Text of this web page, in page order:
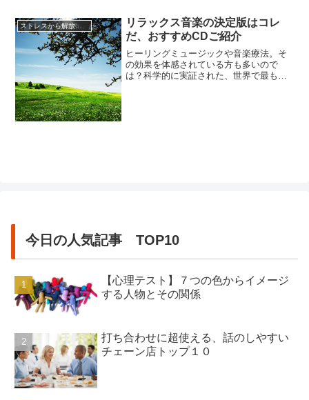
はなかなか回復が難しいものです。残念
ながら疲れたからと言って誰もがすぐに
疲労回復できるわけではありません。疲
労感が抜けないまま過ごすとそれ...
ストレスから解放させる方法
リラックス音楽の決定版はコレ
だ、おすすめCDご紹介
ヒーリングミュージックや音楽療法。そ
の効果を体感されている方も多いので
は？科学的に実証された、世界で最も癒
今日の人気記事 TOP10
【心理テスト】７つの色からイメージ
する人物とその関係
打ち合わせに超使える、話のしやすい
チェーン店トップ１０